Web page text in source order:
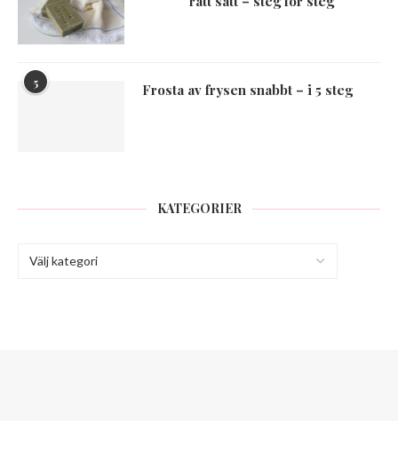
5 Frosta av frysen snabbt – i 5 steg
KATEGORIER